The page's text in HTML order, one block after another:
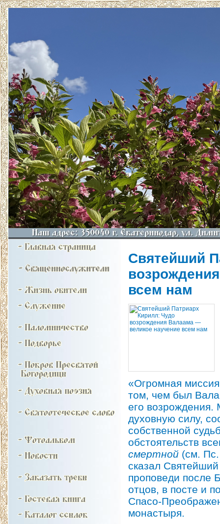
Святейший
всем нам
«Огромная
том, чем был
его возрождения.
духовную силу,
собственной
обстоятельств
смертной (см.
сказал
проповеди после
отцов, в посте и
Спасо-
монастыря.